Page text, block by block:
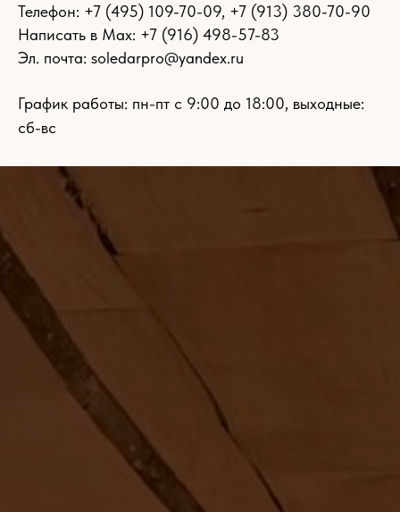
Телефон: +7 (495) 109-70-09, +7 (913) 380-70-90
Написать в Max: +7 (916) 498-57-83
Эл. почта: soledarpro@yandex.ru
График работы: пн-пт с 9:00 до 18:00, выходные:
сб-вс